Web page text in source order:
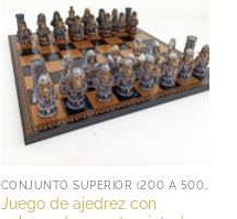
Juego de ajedrez con